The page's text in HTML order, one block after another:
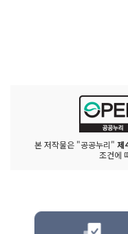
본 저작물은 "공공누리" 제
조건에